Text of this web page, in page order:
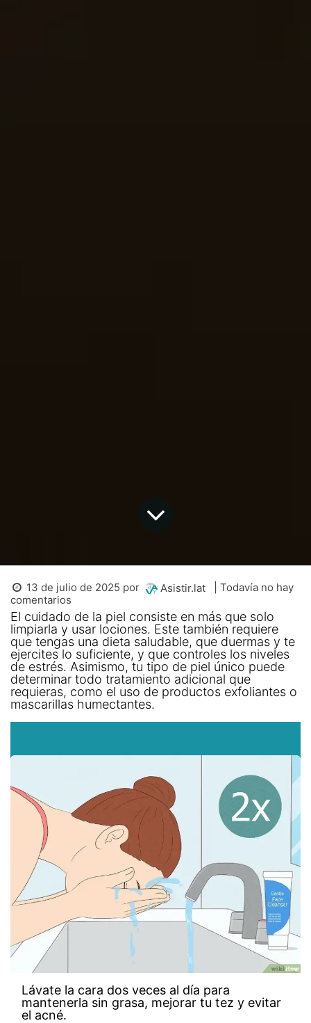
13 de julio de 2025 por Asistir.lat
| Todavía no hay
comentarios
El cuidado de la piel consiste en más que solo
limpiarla y usar lociones. Este también requiere
que tengas una dieta saludable, que duermas y te
ejercites lo suficiente, y que controles los niveles
de estrés. Asimismo, tu tipo de piel único puede
determinar todo tratamiento adicional que
requieras, como el uso de productos exfoliantes o
mascarillas humectantes.
Lávate la cara dos veces al día para
mantenerla sin grasa, mejorar tu tez y evitar
el acné.